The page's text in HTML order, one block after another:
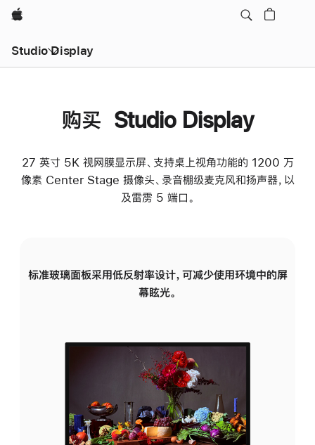
Apple
Studio Display
购买 Studio Display
27 英寸 5K 视网膜显示屏、支持桌上视角功能的 1200 万
像素 Center Stage 摄像头、录音棚级麦克风和扬声器，以
及雷雳 5 端口。
标准玻璃面板采用低反射率设计，可减少使用环境中的屏
幕眩光。